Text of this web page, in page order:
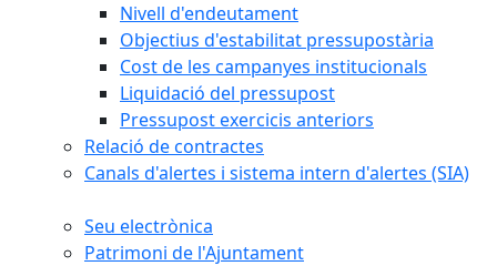
Nivell d'endeutament
Objectius d'estabilitat pressupostària
Cost de les campanyes institucionals
Liquidació del pressupost
Pressupost exercicis anteriors
Relació de contractes
Canals d'alertes i sistema intern d'alertes (SIA)
Seu electrònica
Patrimoni de l'Ajuntament